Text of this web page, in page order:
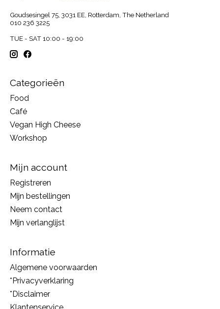
Goudsesingel 75, 3031 EE, Rotterdam, The Netherland
010 236 3225
TUE - SAT 10:00 - 19:00
Categorieën
Food
Café
Vegan High Cheese
Workshop
Mijn account
Registreren
Mijn bestellingen
Neem contact
Mijn verlanglijst
Informatie
Algemene voorwaarden
*Privacyverklaring
*Disclaimer
Klantenservice